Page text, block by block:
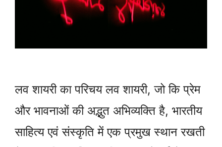
लव शायरी का परिचय लव शायरी, जो कि प्रेम
और भावनाओं की अद्भुत अभिव्यक्ति है, भारतीय
साहित्य एवं संस्कृति में एक प्रमुख स्थान रखती